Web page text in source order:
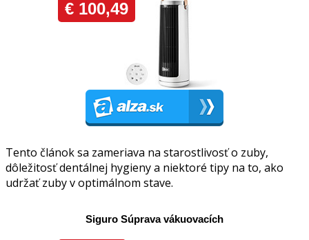
Tento článok sa zameriava na starostlivosť o zuby,
dôležitosť dentálnej hygieny a niektoré tipy na to, ako
udržať zuby v optimálnom stave.